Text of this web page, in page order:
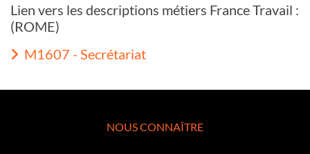
Lien vers les descriptions métiers France Travail :
(ROME)
M1607 - Secrétariat
NOUS CONNAÎTRE